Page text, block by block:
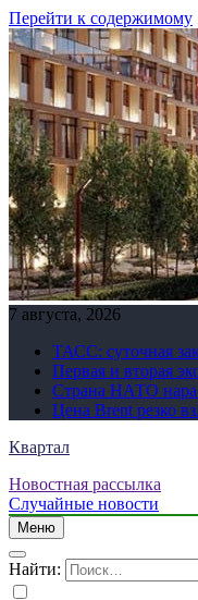
Перейти к содержимому
7 августа, 2026
ТАСС: суточная
Первая и вторая
Страна НАТО
Цена Brent резко
Квартал
Новостная рассылка
Случайные новости
Меню
Найти: